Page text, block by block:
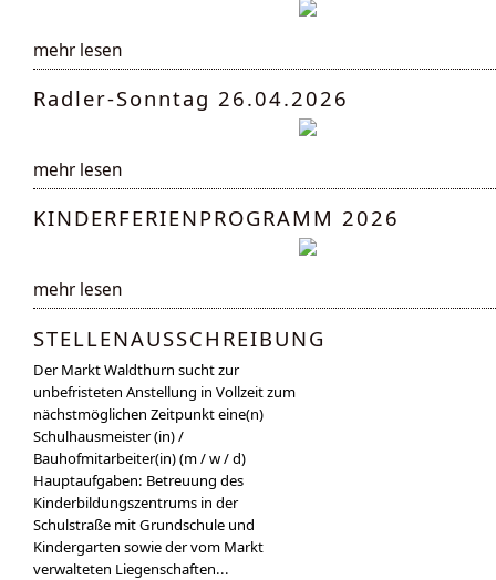
mehr lesen
Radler-Sonntag 26.04.2026
mehr lesen
KINDERFERIENPROGRAMM 2026
mehr lesen
STELLENAUSSCHREIBUNG
Der Markt Waldthurn sucht zur
unbefristeten Anstellung in Vollzeit zum
nächstmöglichen Zeitpunkt eine(n)
Schulhausmeister (in) /
Bauhofmitarbeiter(in) (m / w / d)
Hauptaufgaben: Betreuung des
Kinderbildungszentrums in der
Schulstraße mit Grundschule und
Kindergarten sowie der vom Markt
verwalteten Liegenschaften...